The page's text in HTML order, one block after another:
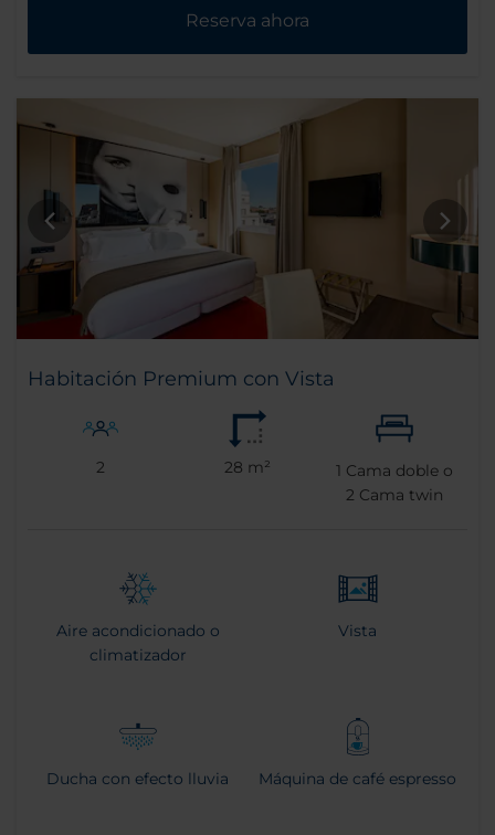
Reserva ahora
Habitación Premium con Vista
2 28 m² 1 Cama doble o
2 Cama twin
Aire acondicionado o
climatizador
Vista
Ducha con efecto lluvia Máquina de café espresso